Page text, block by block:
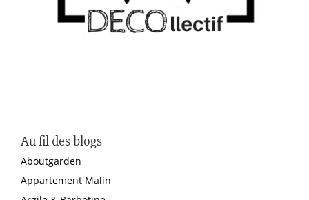
Au fil des blogs
Aboutgarden
Appartement Malin